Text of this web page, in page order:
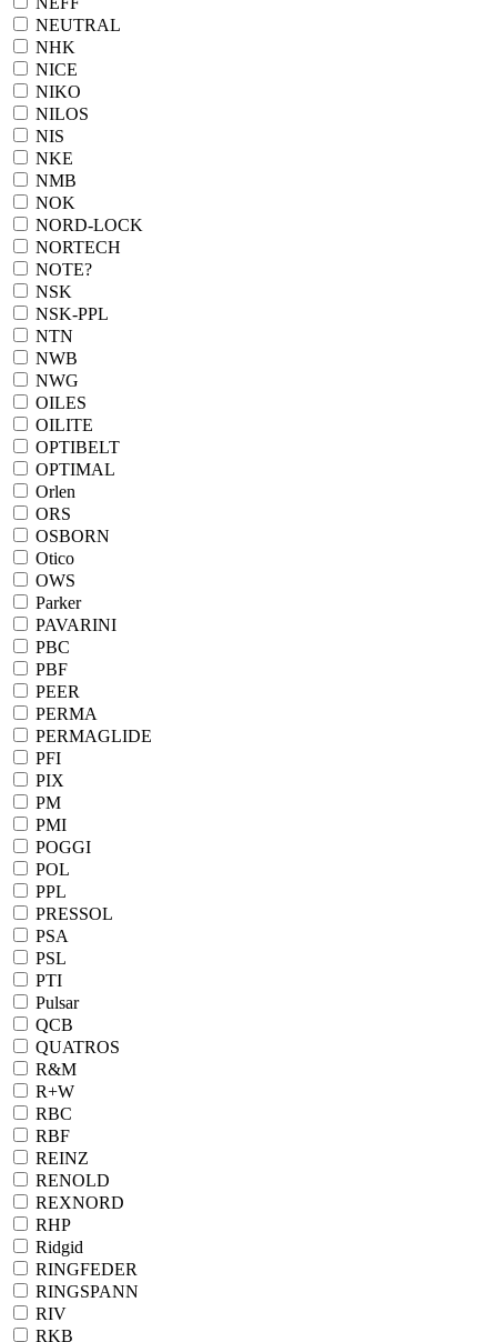
NEUTRAL
NHK
NICE
NIKO
NILOS
NIS
NKE
NMB
NOK
NORD-LOCK
NORTECH
NOTE?
NSK
NSK-PPL
NTN
NWB
NWG
OILES
OILITE
OPTIBELT
OPTIMAL
Orlen
ORS
OSBORN
Otico
OWS
Parker
PAVARINI
PBC
PBF
PEER
PERMA
PERMAGLIDE
PFI
PIX
PM
PMI
POGGI
POL
PPL
PRESSOL
PSA
PSL
PTI
Pulsar
QCB
QUATROS
R&M
R+W
RBC
RBF
REINZ
RENOLD
REXNORD
RHP
Ridgid
RINGFEDER
RINGSPANN
RIV
RKB